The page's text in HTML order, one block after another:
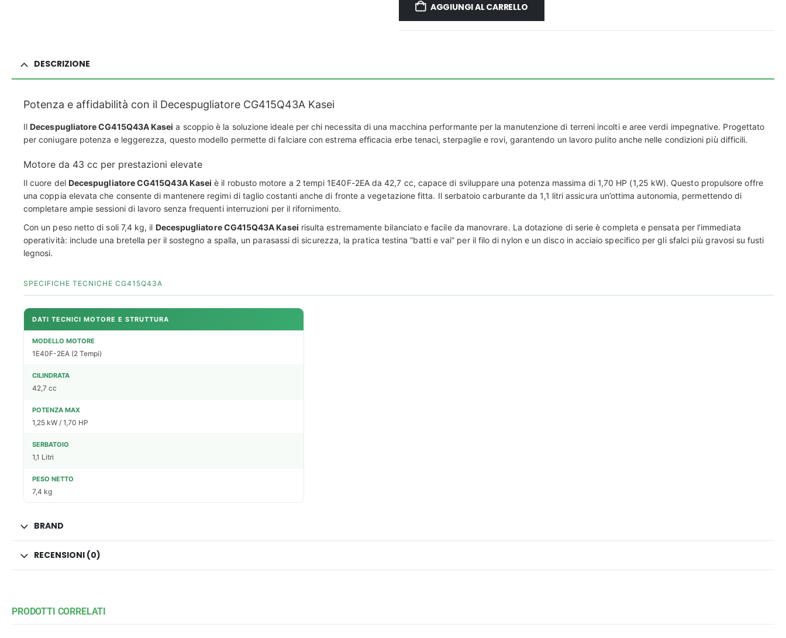
AGGIUNGI AL CARRELLO
DESCRIZIONE
Potenza e affidabilità con il Decespugliatore CG415Q43A Kasei
IlDecespugliatore CG415Q43A Kasei a scoppio è la soluzione ideale per chi necessita di una macchina performante per la manutenzione di terreni incolti e aree verdi impegnative. Progettato
per coniugare potenza e leggerezza, questo modello permette di falciare con estrema efficacia erbe tenaci, sterpaglie e rovi, garantendo un lavoro pulito anche nelle condizioni più difficili.
Motore da 43 cc per prestazioni elevate
Il cuore del Decespugliatore CG415Q43A Kasei è il robusto motore a 2 tempi 1E40F-2EA da 42,7 cc, capace di sviluppare una potenza massima di 1,70 HP (1,25 kW). Questo propulsore offre
una coppia elevata che consente di mantenere regimi di taglio costanti anche di fronte a vegetazione fitta. Il serbatoio carburante da 1,1 litri assicura un’ottima autonomia, permettendo di
completare ampie sessioni di lavoro senza frequenti interruzioni per il rifornimento.
Con un peso netto di soli 7,4 kg, il Decespugliatore CG415Q43A Kasei risulta estremamente bilanciato e facile da manovrare. La dotazione di serie è completa e pensata per l’immediata
operatività: include una bretella per il sostegno a spalla, un parasassi di sicurezza, la pratica testina “batti e vai” per il filo di nylon e un disco in acciaio specifico per gli sfalci più gravosi su fusti
legnosi.
SPECIFICHE TECNICHE CG415Q43A
DATI TECNICI MOTORE E STRUTTURA
MODELLO MOTORE
1E40F-2EA (2 Tempi)
CILINDRATA
42,7 cc
POTENZA MAX
1,25 kW / 1,70 HP
SERBATOIO
1,1 Litri
PESO NETTO
7,4 kg
BRAND
RECENSIONI (0)
PRODOTTI CORRELATI